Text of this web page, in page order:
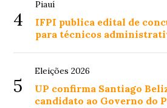
4
Piauí
IFPI publica edital de
para técnicos
5
Eleições 2026
UP confirma Santiago
candidato ao Governo do